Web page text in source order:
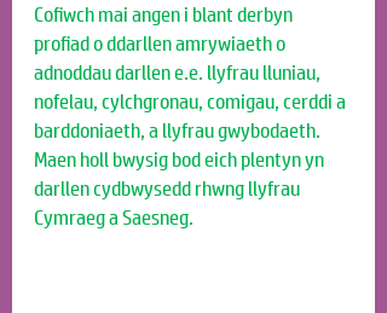
Cofiwch mai angen i blant derbyn
profiad o ddarllen amrywiaeth o
adnoddau darllen e.e. llyfrau lluniau,
nofelau, cylchgronau, comigau, cerddi a
barddoniaeth, a llyfrau gwybodaeth.
Maen holl bwysig bod eich plentyn yn
darllen cydbwysedd rhwng llyfrau
Cymraeg a Saesneg.